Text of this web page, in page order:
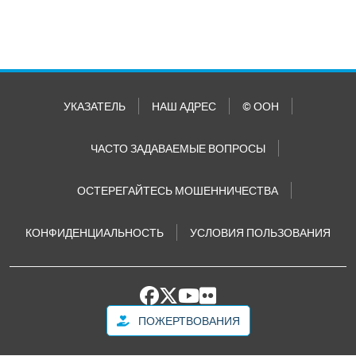
УКАЗАТЕЛЬ НАШ АДРЕС © ООН
ЧАСТО ЗАДАВАЕМЫЕ ВОПРОСЫ
ОСТЕРЕГАЙТЕСЬ МОШЕННИЧЕСТВА
КОНФИДЕНЦИАЛЬНОСТЬ УСЛОВИЯ ПОЛЬЗОВАНИЯ
ПОЖЕРТВОВАНИЯ